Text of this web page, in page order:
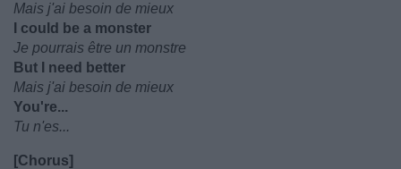
Mais j'ai besoin de mieux
I could be a monster
Je pourrais être un monstre
But I need better
Mais j'ai besoin de mieux
You're...
Tu n'es...
[Chorus]